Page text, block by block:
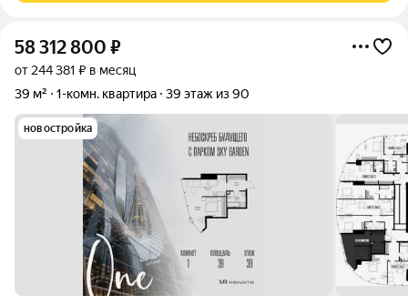
58 312 800 ₽
от 244 381 ₽ в месяц
39 м²
1-комн. квартира 39 этаж из 90
новостройка